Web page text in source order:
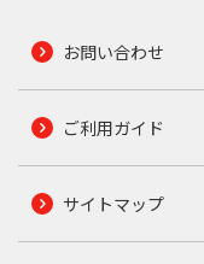
お問い合わせ
ご利用ガイド
サイトマップ